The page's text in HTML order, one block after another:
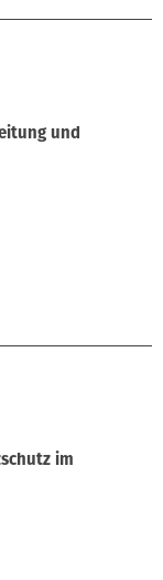
und
im